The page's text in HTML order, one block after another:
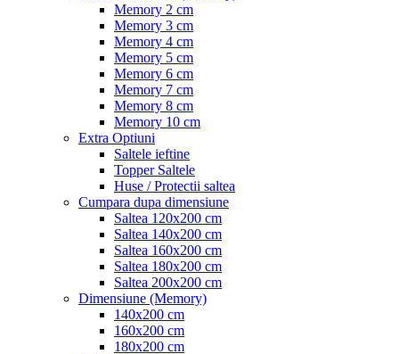
Memory 2 cm
Memory 3 cm
Memory 4 cm
Memory 5 cm
Memory 6 cm
Memory 7 cm
Memory 8 cm
Memory 10 cm
Extra Optiuni
Saltele ieftine
Topper Saltele
Huse / Protectii saltea
Cumpara dupa dimensiune
Saltea 120x200 cm
Saltea 140x200 cm
Saltea 160x200 cm
Saltea 180x200 cm
Saltea 200x200 cm
Dimensiune (Memory)
140x200 cm
160x200 cm
180x200 cm